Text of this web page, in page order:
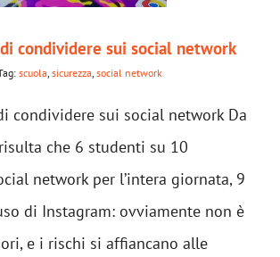
condividere sui social network
scuola sicurezza social network
condividere sui social network Da
che 6 studenti su 10
network per l’intera giornata, 9
di Instagram: ovviamente non è
e i rischi si affiancano alle